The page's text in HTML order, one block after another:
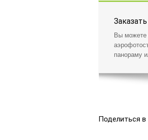
Вы можете
панораму
Поделиться в